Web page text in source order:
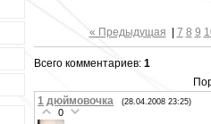
« Предыдущая 7 8 9
Всего комментариев: 1
1 дюймовочка (28.04.2008 23:25)
0